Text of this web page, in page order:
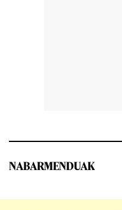
NABARMENDUAK